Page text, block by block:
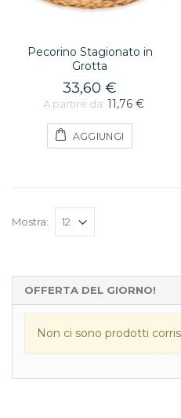
Pecorino Stagionato in
Grotta
33,60 €
A partire da: 11,76 €
AGGIUNGI
Mostra:
OFFERTA DEL GIORNO!
Non ci sono prodotti